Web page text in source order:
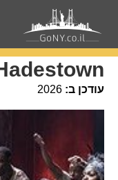
עמוד הבית אירועים
עודכן ב: 2026